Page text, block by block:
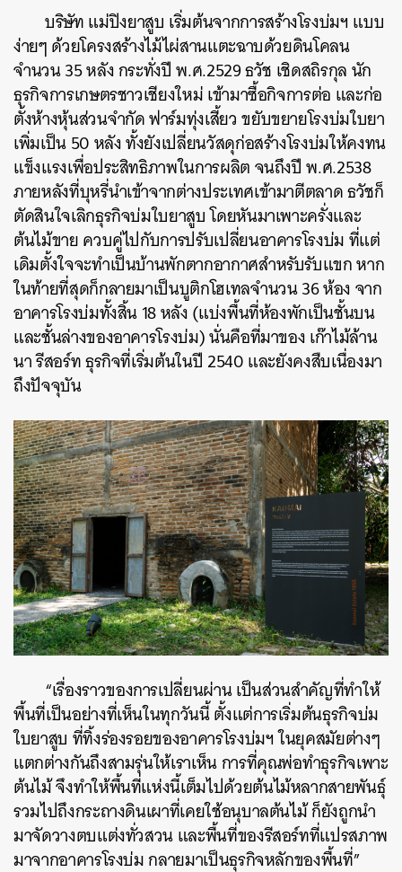
บริษัท แม่ปิงยาสูบ เริ่มต้นจากการสร้างโรงบ่มฯ แบบ
ง่ายๆ ด้วยโครงสร้างไม้ไผ่สานแตะฉาบด้วยดินโคลน
จำนวน 35 หลัง กระทั่งปี พ.ศ.2529 ธวัช เชิดสถิรกุล นัก
ธุรกิจการเกษตรชาวเชียงใหม่ เข้ามาซื้อกิจการต่อ และก่อ
ตั้งห้างหุ้นส่วนจำกัด ฟาร์มทุ่งเสี้ยว ขยับขยายโรงบ่มใบยา
เพิ่มเป็น 50 หลัง ทั้งยังเปลี่ยนวัสดุก่อสร้างโรงบ่มให้คงทน
แข็งแรงเพื่อประสิทธิภาพในการผลิต จนถึงปี พ.ศ.2538
ภายหลังที่บุหรี่นำเข้าจากต่างประเทศเข้ามาตีตลาด ธวัชก็
ตัดสินใจเลิกธุรกิจบ่มใบยาสูบ โดยหันมาเพาะครั่งและ
ต้นไม้ขาย ควบคู่ไปกับการปรับเปลี่ยนอาคารโรงบ่ม ที่แต่
เดิมตั้งใจจะทำเป็นบ้านพักตากอากาศสำหรับรับแขก หาก
ในท้ายที่สุดก็กลายมาเป็นบูติกโฮเทลจำนวน 36 ห้อง จาก
อาคารโรงบ่มทั้งสิ้น 18 หลัง (แบ่งพื้นที่ห้องพักเป็นชั้นบน
และชั้นล่างของอาคารโรงบ่ม) นั่นคือที่มาของ เก๊าไม้ล้าน
นา รีสอร์ท ธุรกิจที่เริ่มต้นในปี 2540 และยังคงสืบเนื่องมา
ถึงปัจจุบัน
“เรื่องราวของการเปลี่ยนผ่าน เป็นส่วนสำคัญที่ทำให้
พื้นที่เป็นอย่างที่เห็นในทุกวันนี้ ตั้งแต่การเริ่มต้นธุรกิจบ่ม
ใบยาสูบ ที่ทิ้งร่องรอยของอาคารโรงบ่มฯ ในยุคสมัยต่างๆ
แตกต่างกันถึงสามรุ่นให้เราเห็น การที่คุณพ่อทำธุรกิจเพาะ
ต้นไม้ จึงทำให้พื้นที่แห่งนี้เต็มไปด้วยต้นไม้หลากสายพันธุ์
รวมไปถึงกระถางดินเผาที่เคยใช้อนุบาลต้นไม้ ก็ยังถูกนำ
มาจัดวางตบแต่งทั่วสวน และพื้นที่ของรีสอร์ทที่แปรสภาพ
มาจากอาคารโรงบ่ม กลายมาเป็นธุรกิจหลักของพื้นที่”